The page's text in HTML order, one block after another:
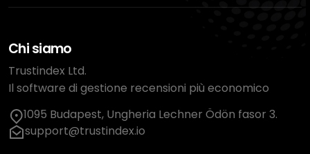
Chi siamo
Trustindex Ltd.
Il software di gestione recensioni più economico
1095 Budapest, Ungheria Lechner Ödön fasor 3.
support@trustindex.io